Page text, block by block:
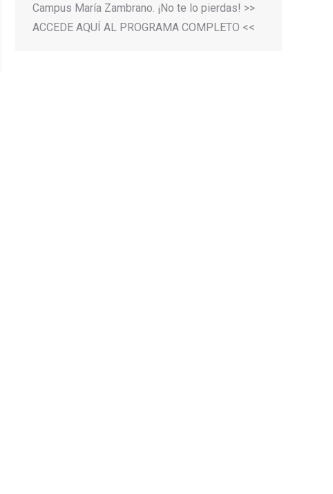
Campus María Zambrano. ¡No te lo pierdas! >>
ACCEDE AQUÍ AL PROGRAMA COMPLETO <<